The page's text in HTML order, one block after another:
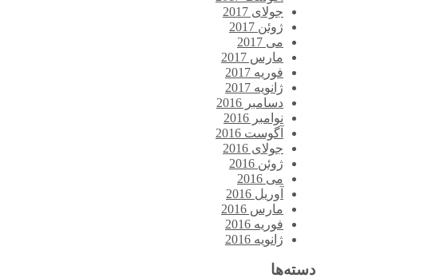
جولای 2017
ژوئن 2017
می 2017
مارس 2017
فوریه 2017
ژانویه 2017
دسامبر 2016
نوامبر 2016
آگوست 2016
جولای 2016
ژوئن 2016
می 2016
آوریل 2016
مارس 2016
فوریه 2016
ژانویه 2016
دسته‌ها